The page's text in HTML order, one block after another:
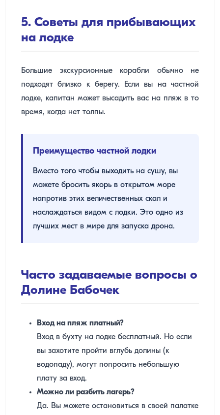
5. Советы для прибывающих
на лодке
Большие экскурсионные корабли обычно не
подходят близко к берегу. Если вы на частной
лодке, капитан может высадить вас на пляж в то
время, когда нет толпы.
Преимущество частной лодки
Вместо того чтобы выходить на сушу, вы
можете бросить якорь в открытом море
напротив этих величественных скал и
наслаждаться видом с лодки. Это одно из
лучших мест в мире для запуска дрона.
Часто задаваемые вопросы о
Долине Бабочек
Вход на пляж платный?
Вход в бухту на лодке бесплатный. Но если
вы захотите пройти вглубь долины (к
водопаду), могут попросить небольшую
плату за вход.
Можно ли разбить лагерь?
Да. Вы можете остановиться в своей палатке